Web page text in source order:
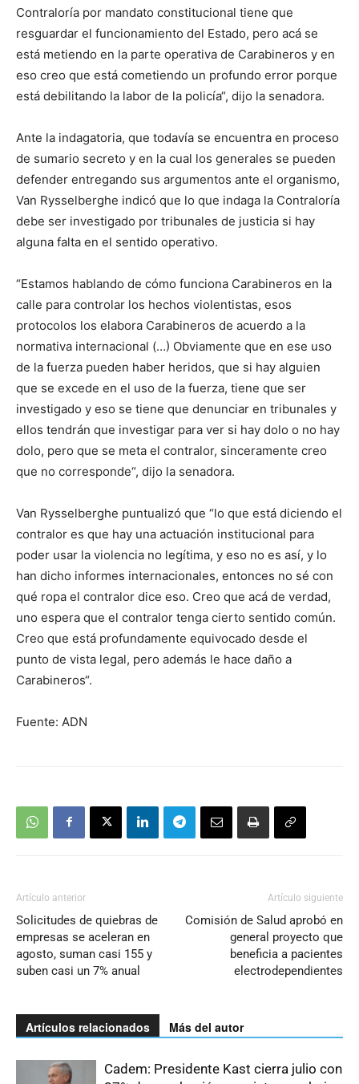
Contraloría por mandato constitucional tiene que
resguardar el funcionamiento del Estado, pero acá se
está metiendo en la parte operativa de Carabineros y en
eso creo que está cometiendo un profundo error porque
está debilitando la labor de la policía“, dijo la senadora.
Ante la indagatoria, que todavía se encuentra en proceso
de sumario secreto y en la cual los generales se pueden
defender entregando sus argumentos ante el organismo,
Van Rysselberghe indicó que lo que indaga la Contraloría
debe ser investigado por tribunales de justicia si hay
alguna falta en el sentido operativo.
“Estamos hablando de cómo funciona Carabineros en la
calle para controlar los hechos violentistas, esos
protocolos los elabora Carabineros de acuerdo a la
normativa internacional (…) Obviamente que en ese uso
de la fuerza pueden haber heridos, que si hay alguien
que se excede en el uso de la fuerza, tiene que ser
investigado y eso se tiene que denunciar en tribunales y
ellos tendrán que investigar para ver si hay dolo o no hay
dolo, pero que se meta el contralor, sinceramente creo
que no corresponde“, dijo la senadora.
Van Rysselberghe puntualizó que “lo que está diciendo el
contralor es que hay una actuación institucional para
poder usar la violencia no legítima, y eso no es así, y lo
han dicho informes internacionales, entonces no sé con
qué ropa el contralor dice eso. Creo que acá de verdad,
uno espera que el contralor tenga cierto sentido común.
Creo que está profundamente equivocado desde el
punto de vista legal, pero además le hace daño a
Carabineros“.
Fuente: ADN
Artículo anterior
Solicitudes de quiebras de
empresas se aceleran en
agosto, suman casi 155 y
suben casi un 7% anual
Artículo siguiente
Comisión de Salud aprobó en
general proyecto que
beneficia a pacientes
electrodependientes
Artículos relacionados Más del autor
Cadem: Presidente Kast cierra julio con